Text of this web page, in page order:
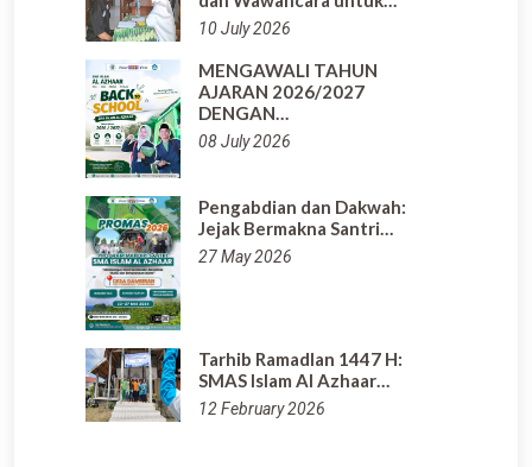
10 July 2026
MENGAWALI TAHUN
AJARAN 2026/2027
DENGAN…
08 July 2026
Pengabdian dan Dakwah:
Jejak Bermakna Santri…
27 May 2026
Tarhib Ramadlan 1447 H:
SMAS Islam Al Azhaar…
12 February 2026